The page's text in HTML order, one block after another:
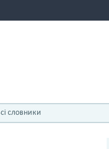
словники